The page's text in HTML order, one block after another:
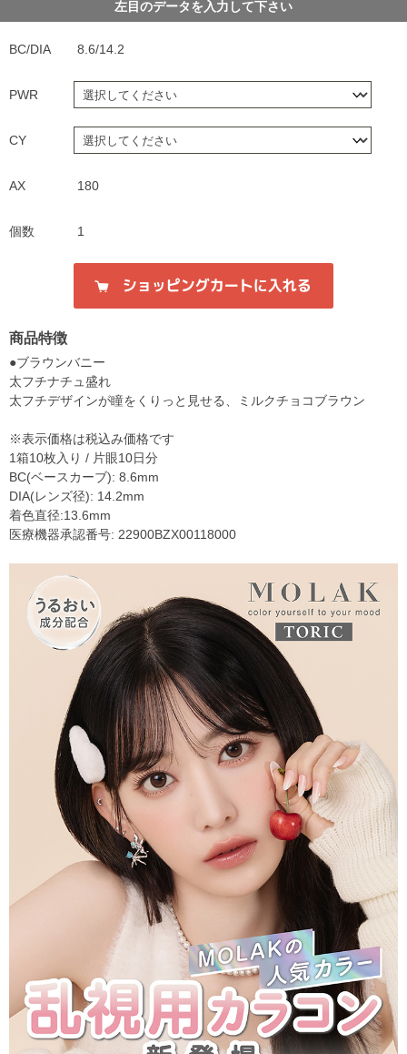
左目のデータを入力して下さい
BC/DIA 8.6/14.2
PWR
CY
AX 180
個数 1
商品特徴
●ブラウンバニー
太フチナチュ盛れ
太フチデザインが瞳をくりっと見せる、ミルクチョコブラウン
※表示価格は税込み価格です
1箱10枚入り / 片眼10日分
BC(ベースカーブ): 8.6mm
DIA(レンズ径): 14.2mm
着色直径:13.6mm
医療機器承認番号: 22900BZX00118000